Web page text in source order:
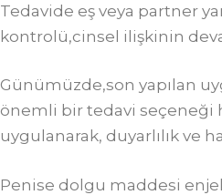
Tedavide eş veya partner
kontrolü,cinsel ilişkinin
Günümüzde,son yapılan
önemli bir tedavi seçeneği
uygulanarak, duyarlılık ve
Penise dolgu maddesi